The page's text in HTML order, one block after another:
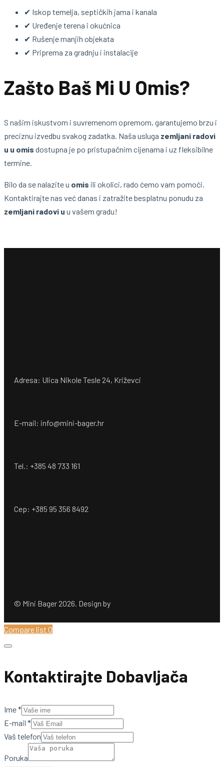
✔ Iskop temelja, septičkih jama i kanala
✔ Uređenje terena i okućnica
✔ Rušenje manjih objekata
✔ Priprema za gradnju i instalacije
Zašto Baš Mi U Omis?
S našim iskustvom i suvremenom opremom, garantujemo brzu i
preciznu izvedbu svakog zadatka. Naša usluga zemljani radovi
u u omis dostupna je po pristupačnim cijenama i uz fleksibilne
termine.
Bilo da se nalazite u omis ili okolici, rado ćemo vam pomoći.
Kontaktirajte nas već danas i zatražite besplatnu ponudu za
zemljani radovi u u vašem gradu!
Adresa: Ulica Nikole Tesle 24, Križevci
E-mail: info@mini-bager.hr
Tel.: +385 48 733 161
Cep: +385 95 356 8492
© Mini Bager 2026. Design by
Compare list 0
Kontaktirajte Dobavljača
Ime*
E-mail *
Vaš telefon
Poruka